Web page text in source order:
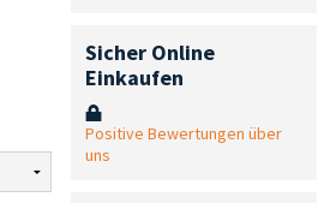
Sicher Online
Einkaufen
Positive Bewertungen über
uns